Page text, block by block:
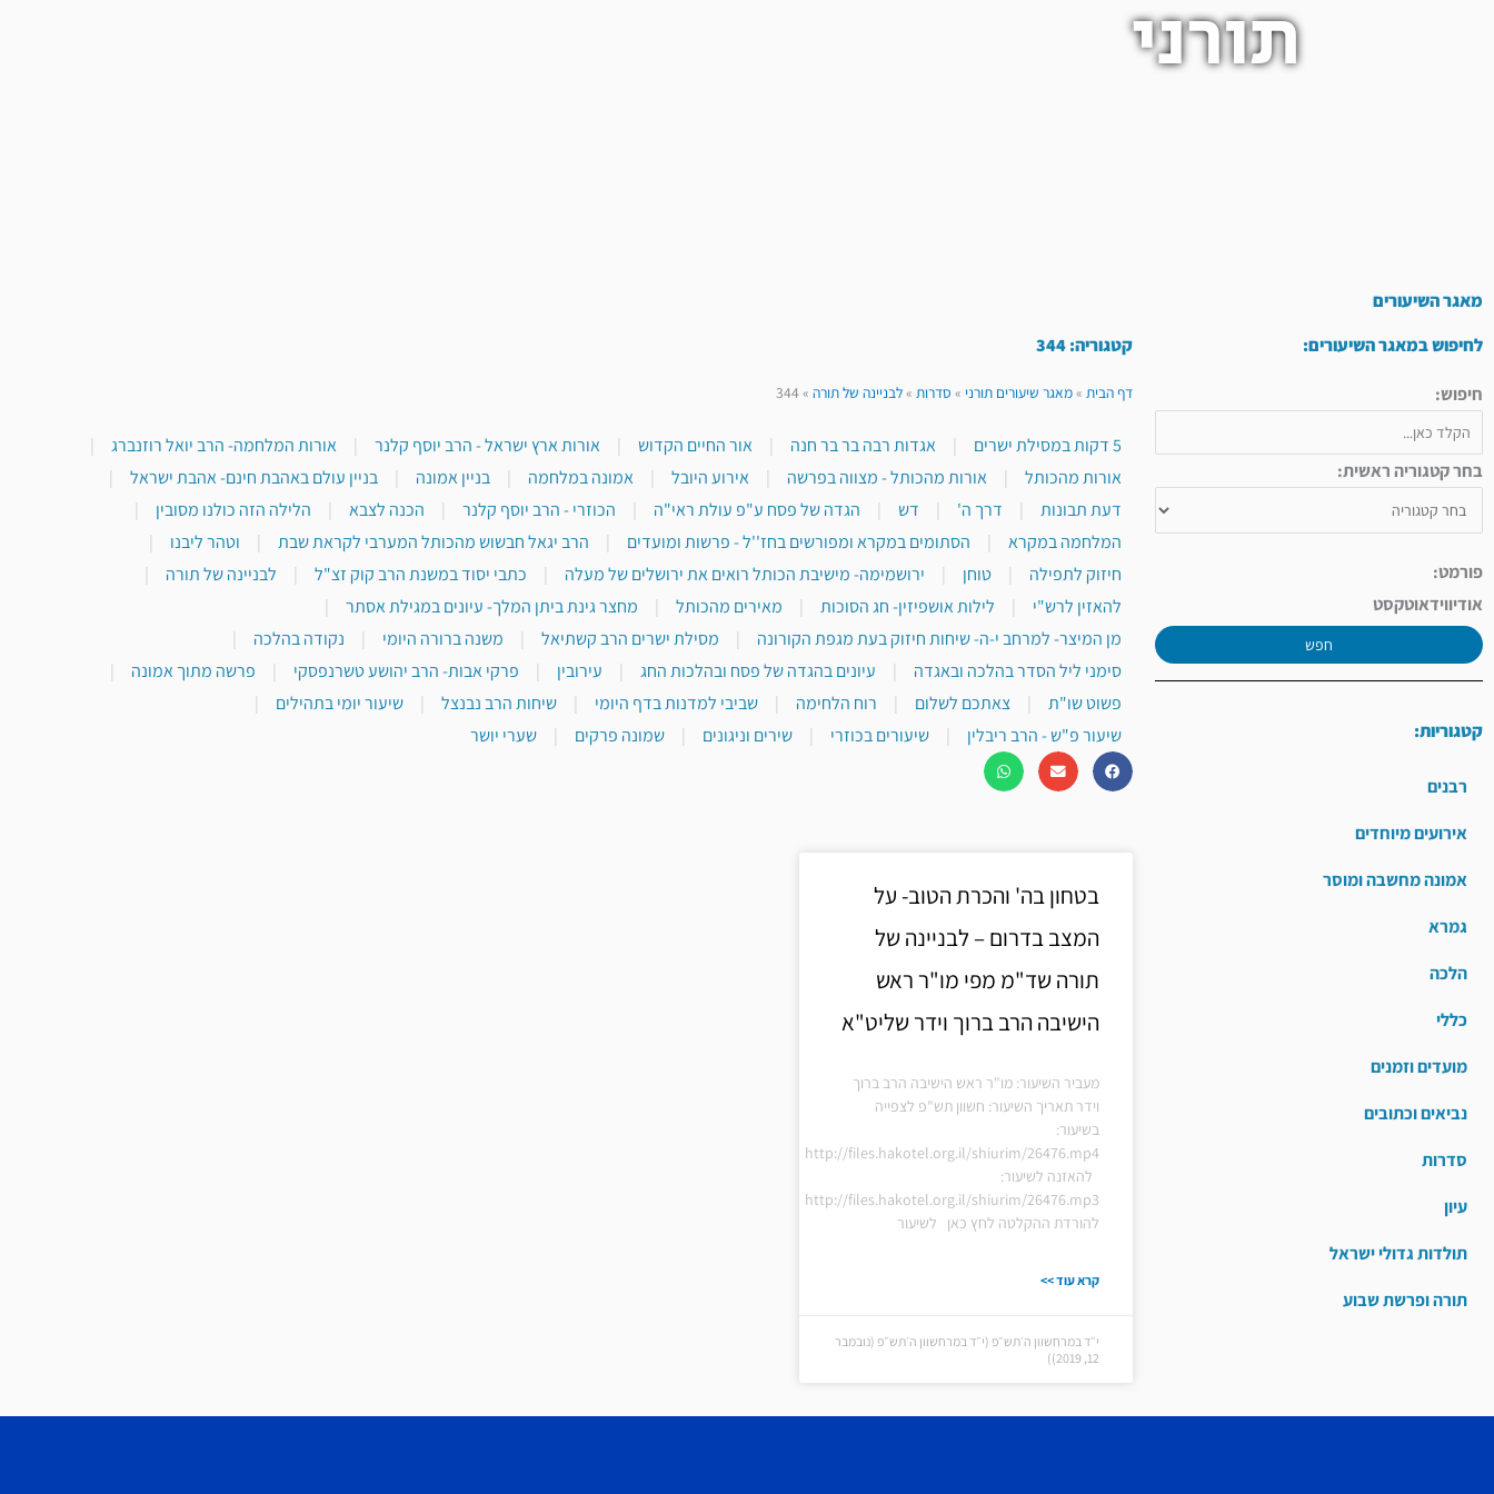
תורני
מאגר השיעורים
לחיפוש במאגר השיעורים:
חיפוש:
בחר קטגוריה ראשית:
פורמט:
אודיווידאוטקסט
חפש
קטגוריות:
רבנים
אירועים מיוחדים
אמונה מחשבה ומוסר
גמרא
הלכה
כללי
מועדים וזמנים
נביאים וכתובים
סדרות
עיון
תולדות גדולי ישראל
תורה ופרשת שבוע
קטגוריה: 344
דף הבית»מאגר שיעורים תורני » סדרות»לבניינה של תורה»
344
5 דקות במסילת ישרים | אגדות רבה בר בר חנה | אור החיים הקדוש | אורות ארץ ישראל - הרב יוסף קלנר | אורות המלחמה- הרב יואל רוזנברג
|
אורות מהכותל
| אורות מהכותל - מצווה בפרשה | אירוע היובל | אמונה במלחמה | בניין אמונה | בניין עולם באהבת חינם- אהבת ישראל
|
דעת תבונות
| דרך ה' | דש | הגדה של פסח ע"פ עולת ראי"ה | הכוזרי - הרב יוסף קלנר | הכנה לצבא | הלילה הזה כולנו מסובין
|
המלחמה במקרא
| הסתומים במקרא ומפורשים בחז''ל - פרשות ומועדים | הרב יגאל חבשוש מהכותל המערבי לקראת שבת | וטהר ליבנו
|
חיזוק לתפילה
| טוחן | ירושמימה- מישיבת הכותל רואים את ירושלים של מעלה | כתבי יסוד במשנת הרב קוק זצ"ל | לבניינה של תורה
|
להאזין לרש"י
| לילות אושפיזין- חג הסוכות | מאירים מהכותל | מחצר גינת ביתן המלך- עיונים במגילת אסתר
|
מן המיצר- למרחב י-ה- שיחות חיזוק בעת מגפת הקורונה
| מסילת ישרים הרב קשתיאל | משנה ברורה היומי | נקודה בהלכה
|
סימני ליל הסדר בהלכה ובאגדה
| עיונים בהגדה של פסח ובהלכות החג | עירובין | פרקי אבות- הרב יהושע טשרנפסקי | פרשה מתוך אמונה
|
פשוט שו"ת
| צאתכם לשלום | רוח הלחימה | שביבי למדנות בדף היומי | שיחות הרב נבנצל | שיעור יומי בתהילים
|
שיעור פ"ש - הרב ריבלין
| שיעורים בכוזרי | שירים וניגונים | שמונה פרקים | שערי יושר
בטחון בה' והכרת הטוב- על
המצב בדרום – לבניינה של
תורה שד"מ מפי מו"ר ראש
הישיבה הרב ברוך וידר שליט"א
מעביר השיעור: מו"ר ראש הישיבה הרב ברוך
וידר תאריך השיעור: חשוון תש"פ לצפייה
בשיעור:
http://files.hakotel.org.il/shiurim/26476.mp4
להאזנה לשיעור:
http://files.hakotel.org.il/shiurim/26476.mp3
להורדת ההקלטה לחץ כאן לשיעור
קרא עוד >>
י״ד במרחשוון ה׳תש״פ (י״ד במרחשוון ה׳תש״פ (נובמבר
12, 2019))